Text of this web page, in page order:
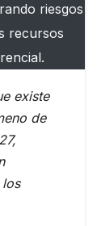
riesgos
recursos
existe
de